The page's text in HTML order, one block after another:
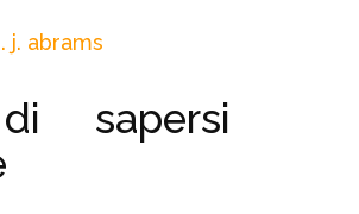
sapersi